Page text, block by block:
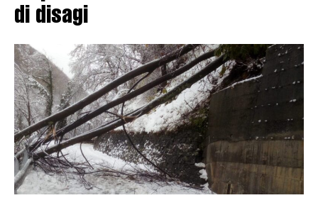
di disagi